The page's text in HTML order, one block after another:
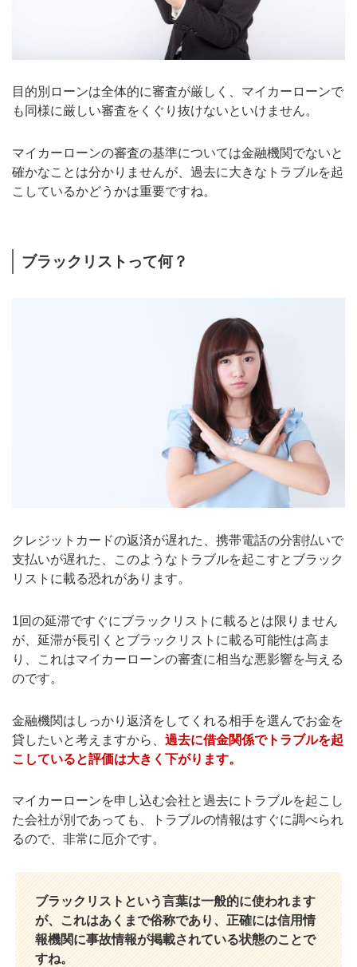
目的別ローンは全体的に審査が厳しく、マイカーローンで
も同様に厳しい審査をくぐり抜けないといけません。
マイカーローンの審査の基準については金融機関でないと
確かなことは分かりませんが、過去に大きなトラブルを起
こしているかどうかは重要ですね。
ブラックリストって何？
クレジットカードの返済が遅れた、携帯電話の分割払いで
支払いが遅れた、このようなトラブルを起こすとブラック
リストに載る恐れがあります。
1回の延滞ですぐにブラックリストに載るとは限りません
が、延滞が長引くとブラックリストに載る可能性は高ま
り、これはマイカーローンの審査に相当な悪影響を与える
のです。
金融機関はしっかり返済をしてくれる相手を選んでお金を
貸したいと考えますから、 過去に借金関係でトラブルを起
こしていると評価は大きく下がります。
マイカーローンを申し込む会社と過去にトラブルを起こし
た会社が別であっても、トラブルの情報はすぐに調べられ
るので、非常に厄介です。
ブラックリストという言葉は一般的に使われます
が、これはあくまで俗称であり、正確には信用情
報機関に事故情報が掲載されている状態のことで
すね。